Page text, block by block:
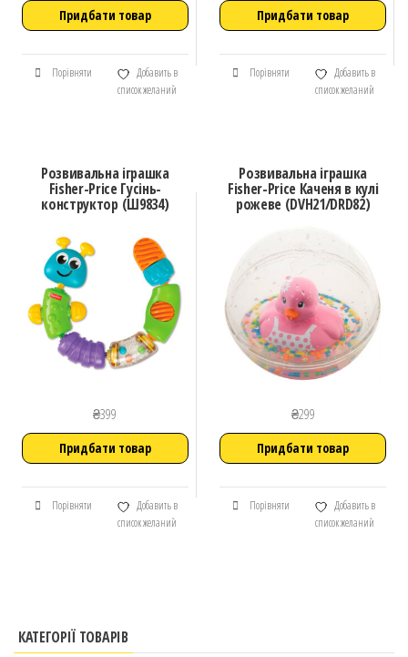
Придбати товар
Порівняти
Добавить в
список желаний
Придбати товар
Порівняти
Добавить в
список желаний
Розвивальна іграшка
Fisher-Price Гусінь-
конструктор (Ш9834)
₴399
Придбати товар
Порівняти
Добавить в
список желаний
Розвивальна іграшка
Fisher-Price Каченя в кулі
рожеве (DVH21/DRD82)
₴299
Придбати товар
Порівняти
Добавить в
список желаний
КАТЕГОРІЇ ТОВАРІВ